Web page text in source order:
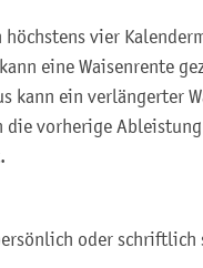
vier
eine Waisenrente
kann ein verlängerter
die vorherige
oder schriftlich